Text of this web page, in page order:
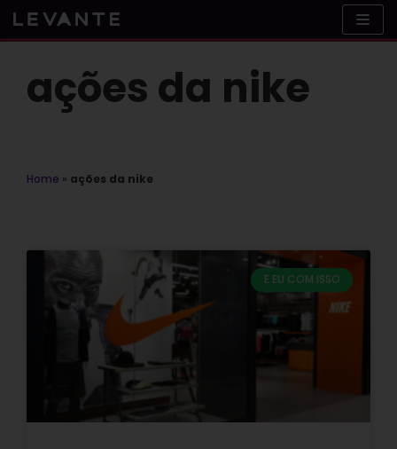
Skip
to
ações da nike
Home » ações da nike
E EU COM ISSO